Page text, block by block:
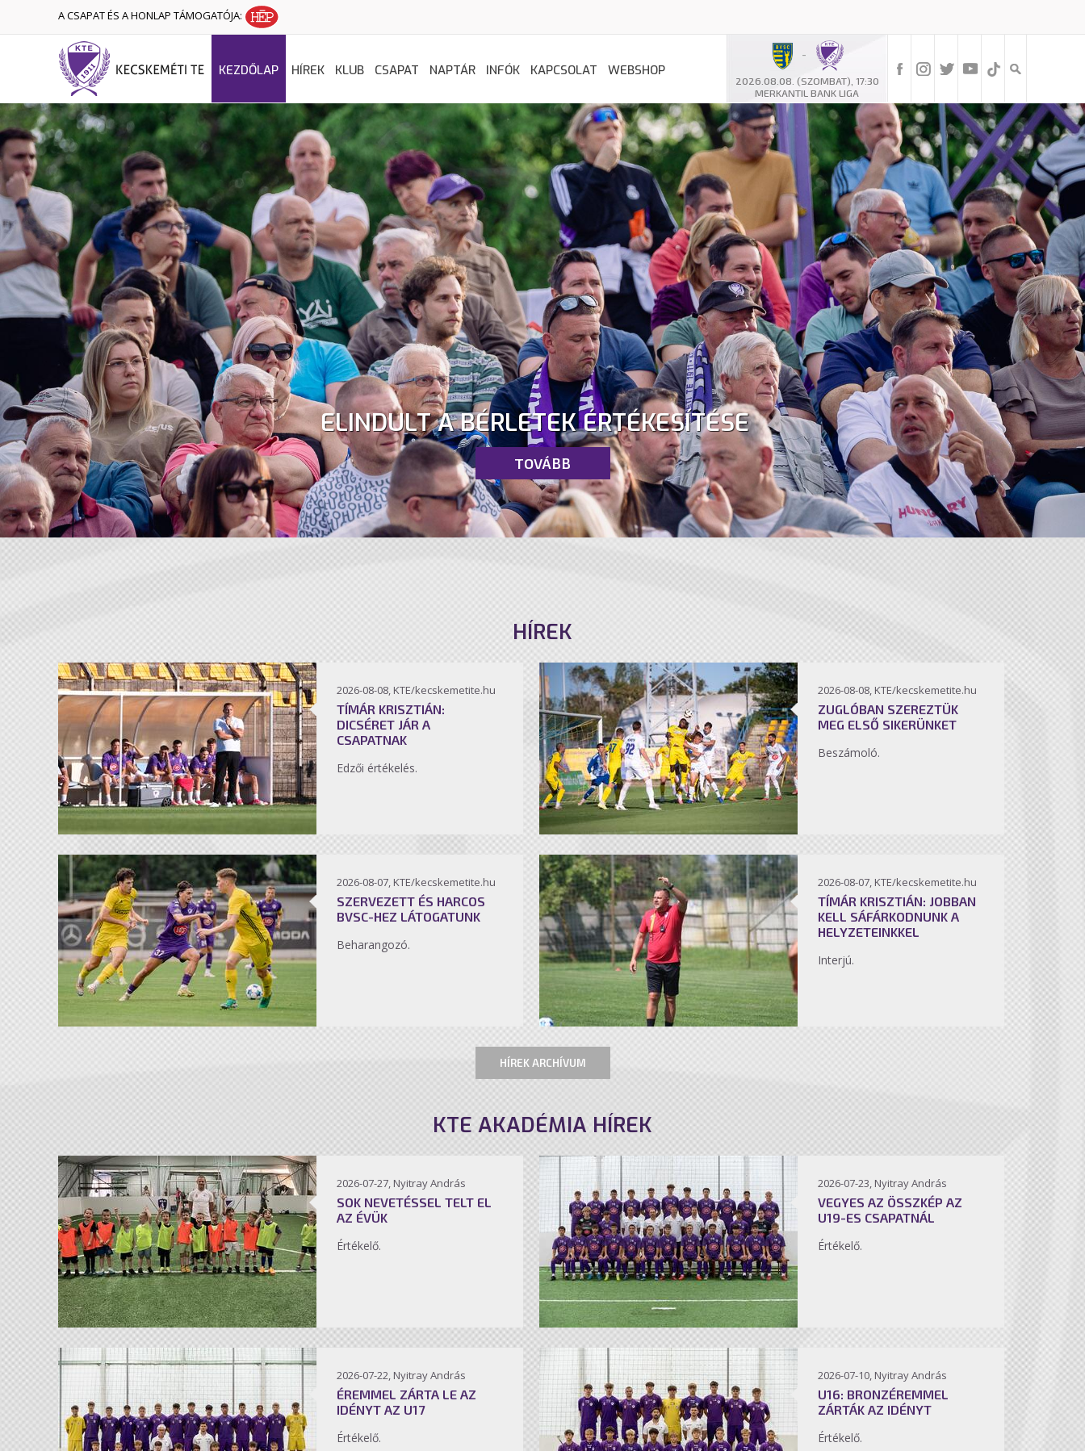
A CSAPAT ÉS A HONLAP TÁMOGATÓJA:
-
2026.08.08. (SZOMBAT), 17:30
MERKANTIL BANK LIGA
KEZDŐLAP HÍREK KLUB CSAPAT NAPTÁR INFÓK KAPCSOLAT WEBSHOP
ELINDULT A BÉRLETEK ÉRTÉKESÍTÉSE
TOVÁBB
HÍREK
2026-08-08, KTE/kecskemetite.hu
TÍMÁR KRISZTIÁN:
DICSÉRET JÁR A
CSAPATNAK
Edzői értékelés.
2026-08-08, KTE/kecskemetite.hu
ZUGLÓBAN SZEREZTÜK
MEG ELSŐ SIKERÜNKET
Beszámoló.
2026-08-07, KTE/kecskemetite.hu
SZERVEZETT ÉS HARCOS
BVSC-HEZ LÁTOGATUNK
Beharangozó.
2026-08-07, KTE/kecskemetite.hu
TÍMÁR KRISZTIÁN: JOBBAN
KELL SÁFÁRKODNUNK A
HELYZETEINKKEL
Interjú.
HÍREK ARCHÍVUM
KTE AKADÉMIA HÍREK
2026-07-27, Nyitray András
SOK NEVETÉSSEL TELT EL
AZ ÉVÜK
Értékelő.
2026-07-23, Nyitray András
VEGYES AZ ÖSSZKÉP AZ
U19-ES CSAPATNÁL
Értékelő.
2026-07-22, Nyitray András
ÉREMMEL ZÁRTA LE AZ
IDÉNYT AZ U17
Értékelő.
2026-07-10, Nyitray András
U16: BRONZÉREMMEL
ZÁRTÁK AZ IDÉNYT
Értékelő.